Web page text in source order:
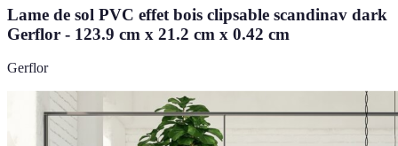
Lame de sol PVC effet bois clipsable scandinav dark
Gerflor - 123.9 cm x 21.2 cm x 0.42 cm
Gerflor